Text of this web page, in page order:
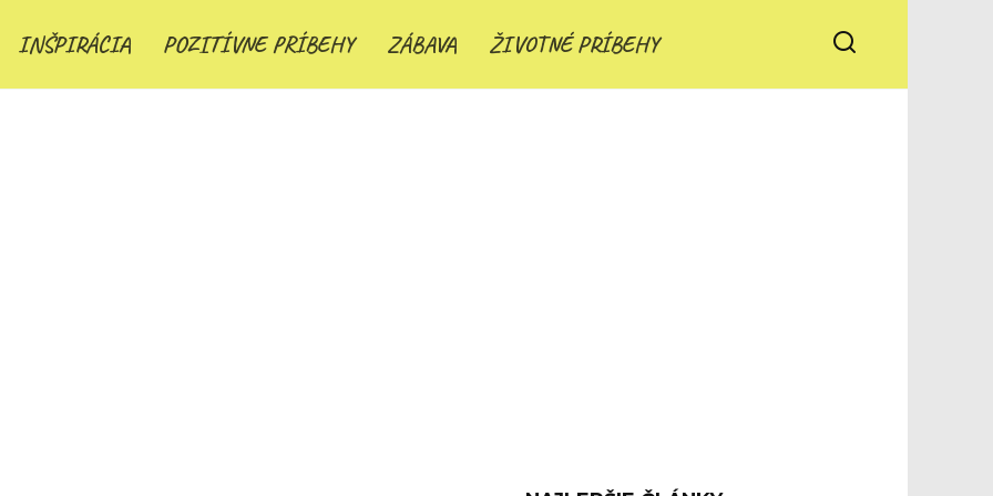
INŠPIRÁCIA POZITÍVNE PRÍBEHY ZÁBAVA ŽIVOTNÉ PRÍBEHY